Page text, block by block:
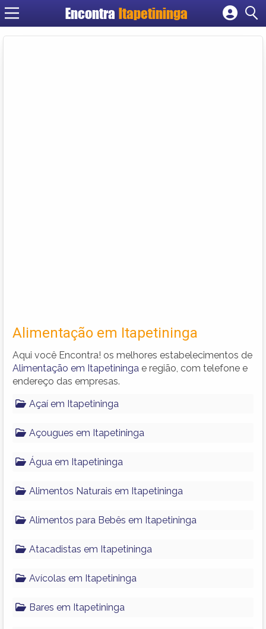
Encontra Itapetininga
Cadastrar empresa
Alimentação em Itapetininga
Aqui você Encontra! os melhores estabelecimentos de
Alimentação em Itapetininga e região, com telefone e
endereço das empresas.
Açaí em Itapetininga
Açougues em Itapetininga
Água em Itapetininga
Alimentos Naturais em Itapetininga
Alimentos para Bebês em Itapetininga
Atacadistas em Itapetininga
Avícolas em Itapetininga
Bares em Itapetininga